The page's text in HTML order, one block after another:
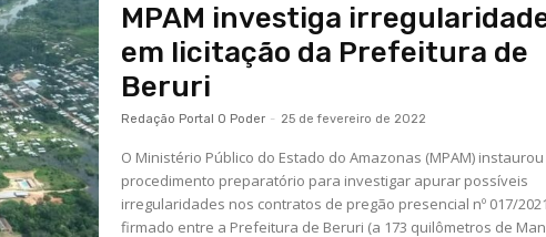
MPAM investiga
em licitação da Prefeitura de
Beruri
Redação Portal O Poder - 25 de fevereiro de 2022
O Ministério Público do Estado do Amazonas (MPAM) instaurou
procedimento preparatório para investigar apurar possíveis
irregularidades nos contratos de pregão presencial nº 017/
firmado entre a Prefeitura de Beruri (a 173 quilômetros de